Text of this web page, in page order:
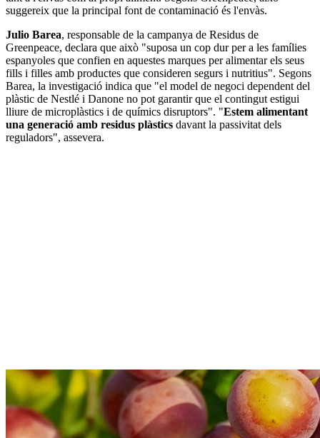
suggereix que la principal font de contaminació és l'envàs.
Julio Barea, responsable de la campanya de Residus de
Greenpeace, declara que això "suposa un cop dur per a les famílies
espanyoles que confien en aquestes marques per alimentar els seus
fills i filles amb productes que consideren segurs i nutritius". Segons
Barea, la investigació indica que "el model de negoci dependent del
plàstic de Nestlé i Danone no pot garantir que el contingut estigui
lliure de microplàstics i de químics disruptors". "Estem alimentant
una generació amb residus plàstics davant la passivitat dels
reguladors", assevera.